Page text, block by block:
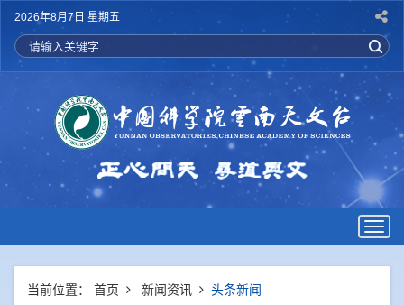
2026年8月7日 星期五
当前位置： 首页 新闻资讯 头条新闻